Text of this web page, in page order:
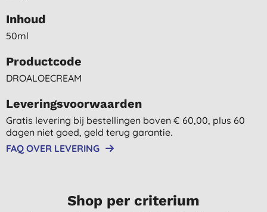
Inhoud
50ml
Productcode
DROALOECREAM
Leveringsvoorwaarden
Gratis levering bij bestellingen boven € 60,00, plus 60
dagen niet goed, geld terug garantie.
FAQ OVER LEVERING
Shop per criterium